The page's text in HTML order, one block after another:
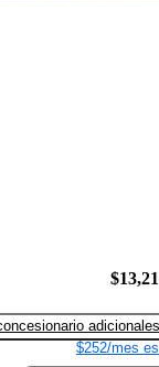
adicionales
$252/mes